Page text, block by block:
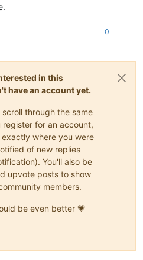
0
in this
have an account yet.
through the same
register for an account,
where you were
of new replies
You'll also be
upvote posts to show
members.
be even better 💗